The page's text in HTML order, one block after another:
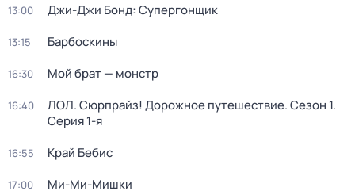
13:00 Джи-Джи Бонд: Супергонщик
13:15 Барбоскины
16:30 Мой брат — монстр
16:40 ЛОЛ. Сюрпрайз! Дорожное путешествие. Сезон 1.
Серия 1-я
16:55 Край Бебис
17:00 Ми-Ми-Мишки